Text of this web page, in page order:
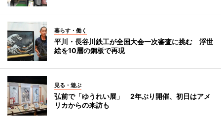
暮らす・働く
平川・長谷川鉄工が全国大会一次審査に挑む 浮世
絵を10層の鋼板で再現
見る・遊ぶ
弘前で「ゆうれい展」 2年ぶり開催、初日はアメ
リカからの来訪も